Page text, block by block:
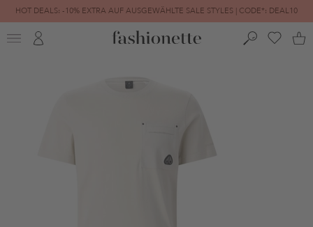
HOT DEALS: -10% EXTRA AUF AUSGEWÄHLTE SALE STYLES | CODE*: DEAL10
FINAL SALE | BIS ZU -80% REDUZIERT